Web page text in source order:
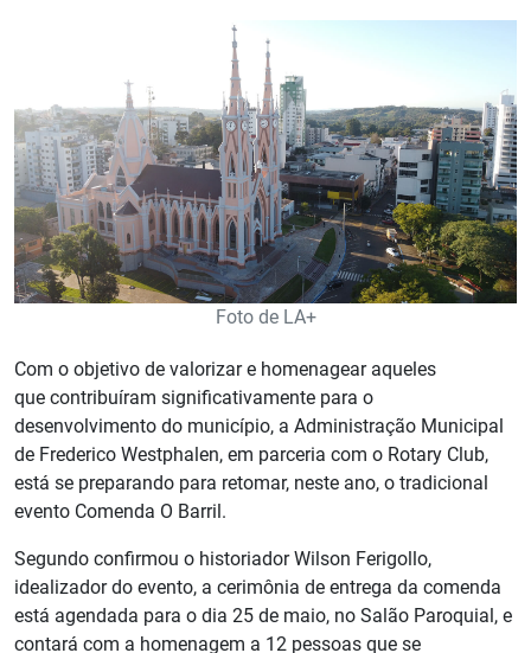
Foto de LA+
Com o objetivo de valorizar e homenagear aqueles
que contribuíram significativamente para o
desenvolvimento do município, a Administração Municipal
de Frederico Westphalen, em parceria com o Rotary Club,
está se preparando para retomar, neste ano, o tradicional
evento Comenda O Barril.
Segundo confirmou o historiador Wilson Ferigollo,
idealizador do evento, a cerimônia de entrega da comenda
está agendada para o dia 25 de maio, no Salão Paroquial, e
contará com a homenagem a 12 pessoas que se